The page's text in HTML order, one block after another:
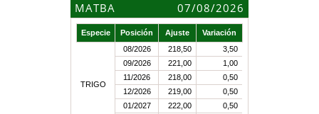
MATBA 07/08/2026
Especie Posición Ajuste Variación
TRIGO
08/2026 218,50
3,50
09/2026
221,00
1,00
11/2026
218,00
0,50
12/2026
219,00
0,50
01/2027
222,00
0,50